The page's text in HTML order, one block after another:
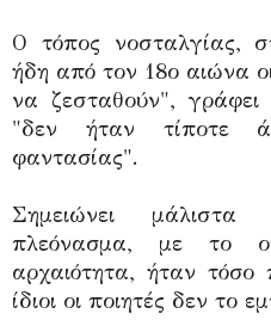
Ο τόπος νοσταλγίας,
ήδη από τον 18ο αιώνα
να ζεσταθούν",
"δεν ήταν τίποτε
φαντασίας".
Σημειώνει μάλιστα
πλεόνασμα, με το
αρχαιότητα, ήταν
ίδιοι οι ποιητές δεν το